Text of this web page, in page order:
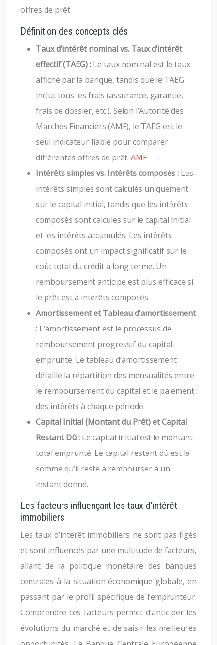
offres de prêt.
Définition des concepts clés
Taux d’intérêt nominal vs. Taux d’intérêt
effectif (TAEG) : Le taux nominal est le taux
affiché par la banque, tandis que le TAEG
inclut tous les frais (assurance, garantie,
frais de dossier, etc.). Selon l’Autorité des
Marchés Financiers (AMF), le TAEG est le
seul indicateur fiable pour comparer
différentes offres de prêt. AMF
Intérêts simples vs. Intérêts composés : Les
intérêts simples sont calculés uniquement
sur le capital initial, tandis que les intérêts
composés sont calculés sur le capital initial
et les intérêts accumulés. Les intérêts
composés ont un impact significatif sur le
coût total du crédit à long terme. Un
remboursement anticipé est plus efficace si
le prêt est à intérêts composés.
Amortissement et Tableau d’amortissement
: L’amortissement est le processus de
remboursement progressif du capital
emprunté. Le tableau d’amortissement
détaille la répartition des mensualités entre
le remboursement du capital et le paiement
des intérêts à chaque période.
Capital Initial (Montant du Prêt) et Capital
Restant Dû : Le capital initial est le montant
total emprunté. Le capital restant dû est la
somme qu’il reste à rembourser à un
instant donné.
Les facteurs influençant les taux d’intérêt
immobiliers
Les taux d’intérêt immobiliers ne sont pas figés
et sont influencés par une multitude de facteurs,
allant de la politique monétaire des banques
centrales à la situation économique globale, en
passant par le profil spécifique de l’emprunteur.
Comprendre ces facteurs permet d’anticiper les
évolutions du marché et de saisir les meilleures